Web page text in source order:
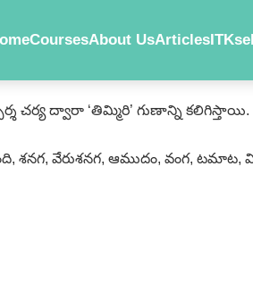
CoursesAbout UsArticlesITKs
ద్వారా ‘తిమ్మిరి’ గుణాన్ని కలిగిస్తాయి.
శనగ, వేరుశనగ, ఆముదం, వంగ,